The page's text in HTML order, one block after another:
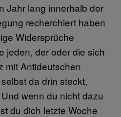
Jahr lang innerhalb der
recherchiert haben
Widersprüche
jeden, der oder die sich
mit Antideutschen
da drin steckt,
wenn du nicht dazu
du dich letzte Woche